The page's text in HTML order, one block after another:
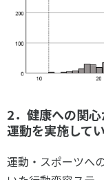
2．健康への関
運動を実施して
運動・スポーツへ